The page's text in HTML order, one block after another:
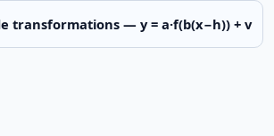
transformations — y = a·f(b(x−h)) + v